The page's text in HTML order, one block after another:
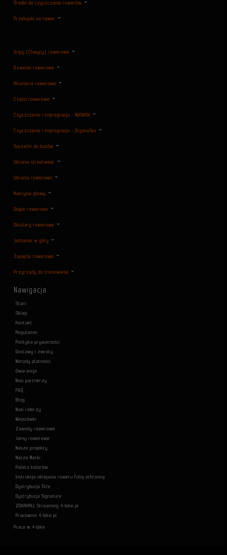
Środki do czyszczenia rowerów
Przekąski na rower
Gripy (Chwyty) rowerowe
Dzwonki rowerowe
Akcesoria rowerowe
Części rowerowe
Czyszczenie i impregnacja - NIKWAX
Czyszczenie i impregnacja - OrganoTex
Saszetki do butów
Ubrania streetwear
Ubrania rowerowe
Nakrycia głowy
Gogle rowerowe
Oklulary rowerowe
Jedzenie w góry
Zapięcia rowerowe
Przyrządy do trenowania
Nawigacja
Start
Sklep
Kontakt
Regulamin
Polityka prywatności
Dostawy i zwroty
Metody płatności
Gwarancja
Nasi partnerzy
F&Q
Blog
Nasi riderzy
Miejscówki
Zawody rowerowe
Jamy rowerowe
Nasze projekty
Nasze Marki
Paleta kolorów
Instrukcja oklejania roweru folią ochronną
Dystrybucja Title
Dystrybucja Signature
ZOKAHALL Streaming 4-bike.pl
Pracownia 4-bike.pl
Praca w 4-bike